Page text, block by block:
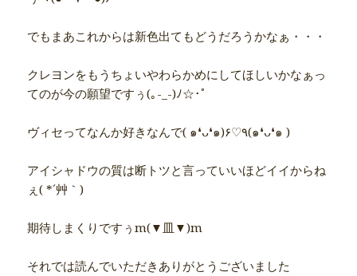
でもまあこれからは新色出てもどうだろうかなぁ・・・
クレヨンをもうちょいやわらかめにしてほしいかなぁっ
てのが今の願望ですぅ(｡-_-)ﾉ☆･ﾟ
ヴィセってなんか好きなんで( ๑❛ᴗ❛๑)۶♡٩(๑❛ᴗ❛๑ )
アイシャドウの質は断トツと言っていいほどイイからね
ぇ( *´艸｀)
期待しまくりですぅm(▼皿▼)m
それでは読んでいただきありがとうございました